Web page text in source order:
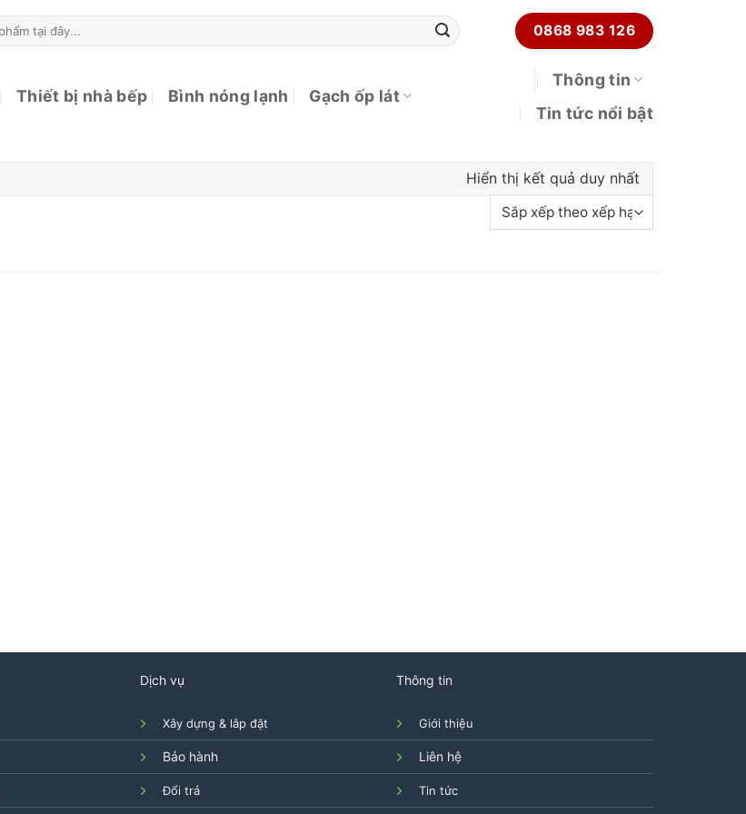
0868 983 126
Thiết bị nhà bếp Bình nóng lạnh Gạch ốp lát
Thông tin
Tin tức nổi bật
Hiển thị kết quả duy nhất
Dịch vụ
Xây dựng & lắp đặt
Bảo hành
Đổi trả
Thông tin
Giới thiệu
Liên hệ
Tin tức